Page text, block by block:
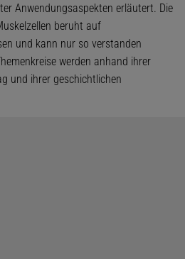
Anwendungsaspekten erläutert. Die
beruht auf
und kann nur so verstanden
werden anhand ihrer
und ihrer geschichtlichen